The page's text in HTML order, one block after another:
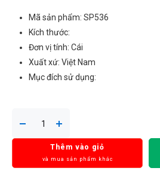
Mã sản phẩm: SP536
Kích thước:
Đơn vị tính: Cái
Xuất xứ: Việt Nam
Mục đích sử dụng:
Thêm vào giỏ
và mua sản phẩm khác